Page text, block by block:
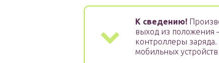
К сведению!
выход из положения
контроллеры
мобильных устройств